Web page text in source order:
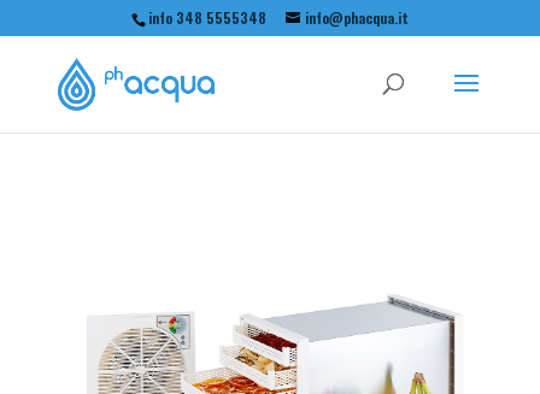
info 348 5555348 info@phacqua.it